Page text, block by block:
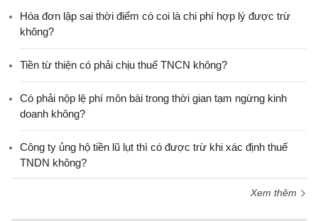
Hóa đơn lập sai thời điểm có coi là chi phí hợp lý được trừ
không?
Tiền từ thiện có phải chịu thuế TNCN không?
Có phải nộp lệ phí môn bài trong thời gian tạm ngừng kinh
doanh không?
Công ty ủng hộ tiền lũ lụt thì có được trừ khi xác định thuế
TNDN không?
Xem thêm